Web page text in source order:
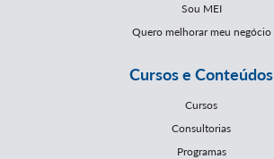
Sou MEI
Quero melhorar meu negócio
Cursos e Conteúdos
Cursos
Consultorias
Programas